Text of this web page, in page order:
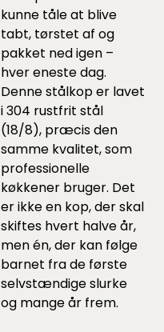
kunne tåle at blive
tabt, tørstet af og
pakket ned igen –
hver eneste dag.
Denne stålkop er lavet
i 304 rustfrit stål
(18/8), præcis den
samme kvalitet, som
professionelle
køkkener bruger. Det
er ikke en kop, der skal
skiftes hvert halve år,
men én, der kan følge
barnet fra de første
selvstændige slurke
og mange år frem.